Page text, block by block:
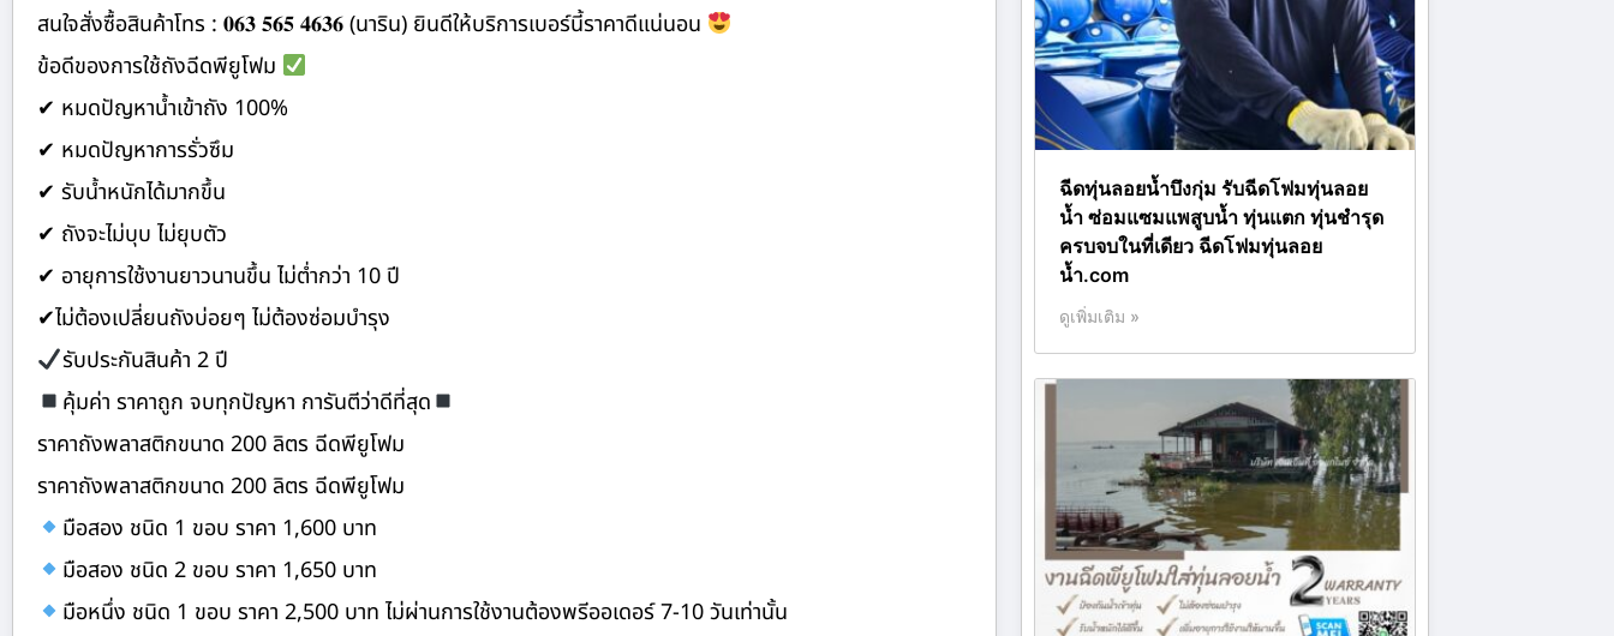
สนใจสั่งซื้อสินค้าโทร : 𝟎𝟔𝟑 𝟓𝟔𝟓 𝟒𝟔𝟑𝟔 (นาริน) ยินดีให้บริการเบอร์นี้ราคาดีแน่นอน
ข้อดีของการใช้ถังฉีดพียูโฟม
✔ หมดปัญหาน้ำเข้าถัง 100%
✔ หมดปัญหาการรั่วซึม
✔ รับน้ำหนักได้มากขึ้น
✔ ถังจะไม่บุบ ไม่ยุบตัว
✔ อายุการใช้งานยาวนานขึ้น ไม่ต่ำกว่า 10 ปี
✔ไม่ต้องเปลี่ยนถังบ่อยๆ ไม่ต้องซ่อมบำรุง
รับประกันสินค้า 2 ปี
คุ้มค่า ราคาถูก จบทุกปัญหา การันตีว่าดีที่สุด
ราคาถังพลาสติกขนาด 200 ลิตร ฉีดพียูโฟม
ราคาถังพลาสติกขนาด 200 ลิตร ฉีดพียูโฟม
มือสอง ชนิด 1 ขอบ ราคา 1,600 บาท
มือสอง ชนิด 2 ขอบ ราคา 1,650 บาท
มือหนึ่ง ชนิด 1 ขอบ ราคา 2,500 บาท ไม่ผ่านการใช้งานต้องพรีออเดอร์ 7-10 วันเท่านั้น
ฉีดทุ่นลอยน้ำบึงกุ่ม รับฉีดโฟมทุ่นลอย
น้ำ ซ่อมแซมแพสูบน้ำ ทุ่นแตก ทุ่นชำรุด
ครบจบในที่เดียว ฉีดโฟมทุ่นลอย
น้ำ.com
ดูเพิ่มเติม »